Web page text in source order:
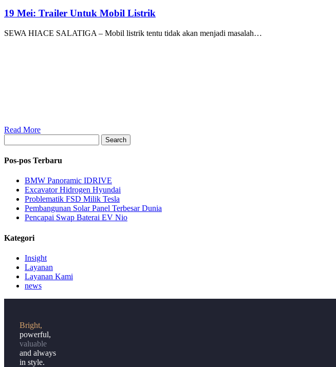
19 Mei: Trailer Untuk Mobil Listrik
SEWA HIACE SALATIGA – Mobil listrik tentu tidak akan menjadi masalah…
Read More
Search
Pos-pos Terbaru
BMW Panoramic IDRIVE
Excavator Hidrogen Hyundai
Problematik FSD Milik Tesla
Pembangunan Solar Panel Terbesar Dunia
Pencapai Swap Baterai EV Nio
Kategori
Insight
Layanan
Layanan Kami
news
Bright,
powerful,
valuable
and always
in style.